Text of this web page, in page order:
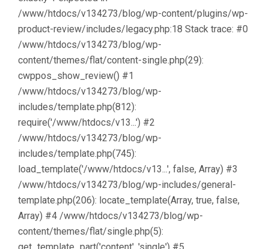
/www/htdocs/v134273/blog/wp-content/plugins/wp-
product-review/includes/legacy.php:18 Stack trace: #0
/www/htdocs/v134273/blog/wp-
content/themes/flat/content-single.php(29):
cwppos_show_review() #1
/www/htdocs/v134273/blog/wp-
includes/template.php(812):
require('/www/htdocs/v13...') #2
/www/htdocs/v134273/blog/wp-
includes/template.php(745):
load_template('/www/htdocs/v13...', false, Array) #3
/www/htdocs/v134273/blog/wp-includes/general-
template.php(206): locate_template(Array, true, false,
Array) #4 /www/htdocs/v134273/blog/wp-
content/themes/flat/single.php(5):